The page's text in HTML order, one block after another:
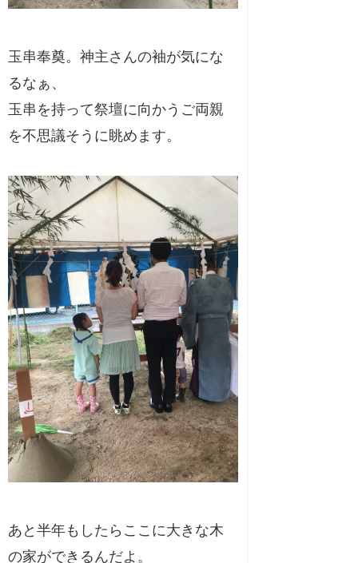
玉串奉奠。神主さんの袖が気にな
るなぁ、
玉串を持って祭壇に向かうご両親
を不思議そうに眺めます。
あと半年もしたらここに大きな木
の家ができるんだよ。